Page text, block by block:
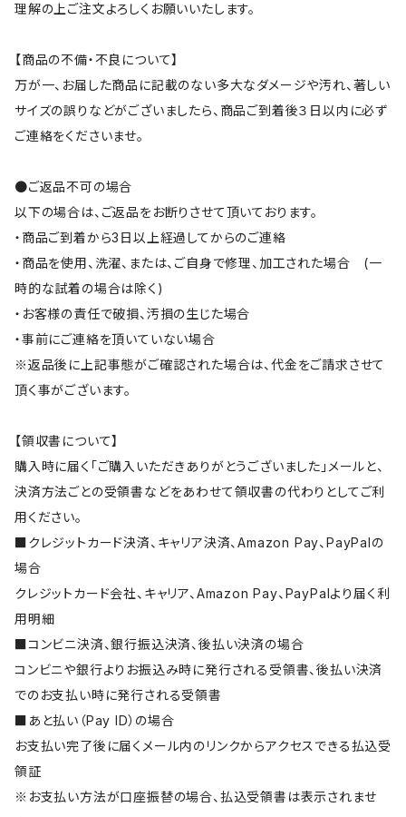
理解の上ご注文よろしくお願いいたします。
【商品の不備・不良について】
万が一、お届した商品に記載のない多大なダメージや汚れ、著しい
サイズの誤りなどがございましたら、商品ご到着後３日以内に必ず
ご連絡をくださいませ。
●ご返品不可の場合
以下の場合は、ご返品をお断りさせて頂いております。
・商品ご到着から3日以上経過してからのご連絡
・商品を使用、洗濯、または、ご自身で修理、加工された場合 (一
時的な試着の場合は除く)
・お客様の責任で破損、汚損の生じた場合
・事前にご連絡を頂いていない場合
※返品後に上記事態がご確認された場合は、代金をご請求させて
頂く事がございます。
【領収書について】
購入時に届く「ご購入いただきありがとうございました」メールと、
決済方法ごとの受領書などをあわせて領収書の代わりとしてご利
用ください。
■クレジットカード決済、キャリア決済、Amazon Pay、PayPalの
場合
クレジットカード会社、キャリア、Amazon Pay、PayPalより届く利
用明細
■コンビニ決済、銀行振込決済、後払い決済の場合
コンビニや銀行よりお振込み時に発行される受領書、後払い決済
でのお支払い時に発行される受領書
■あと払い（Pay ID）の場合
お支払い完了後に届くメール内のリンクからアクセスできる払込受
領証
※お支払い方法が口座振替の場合、払込受領書は表示されませ